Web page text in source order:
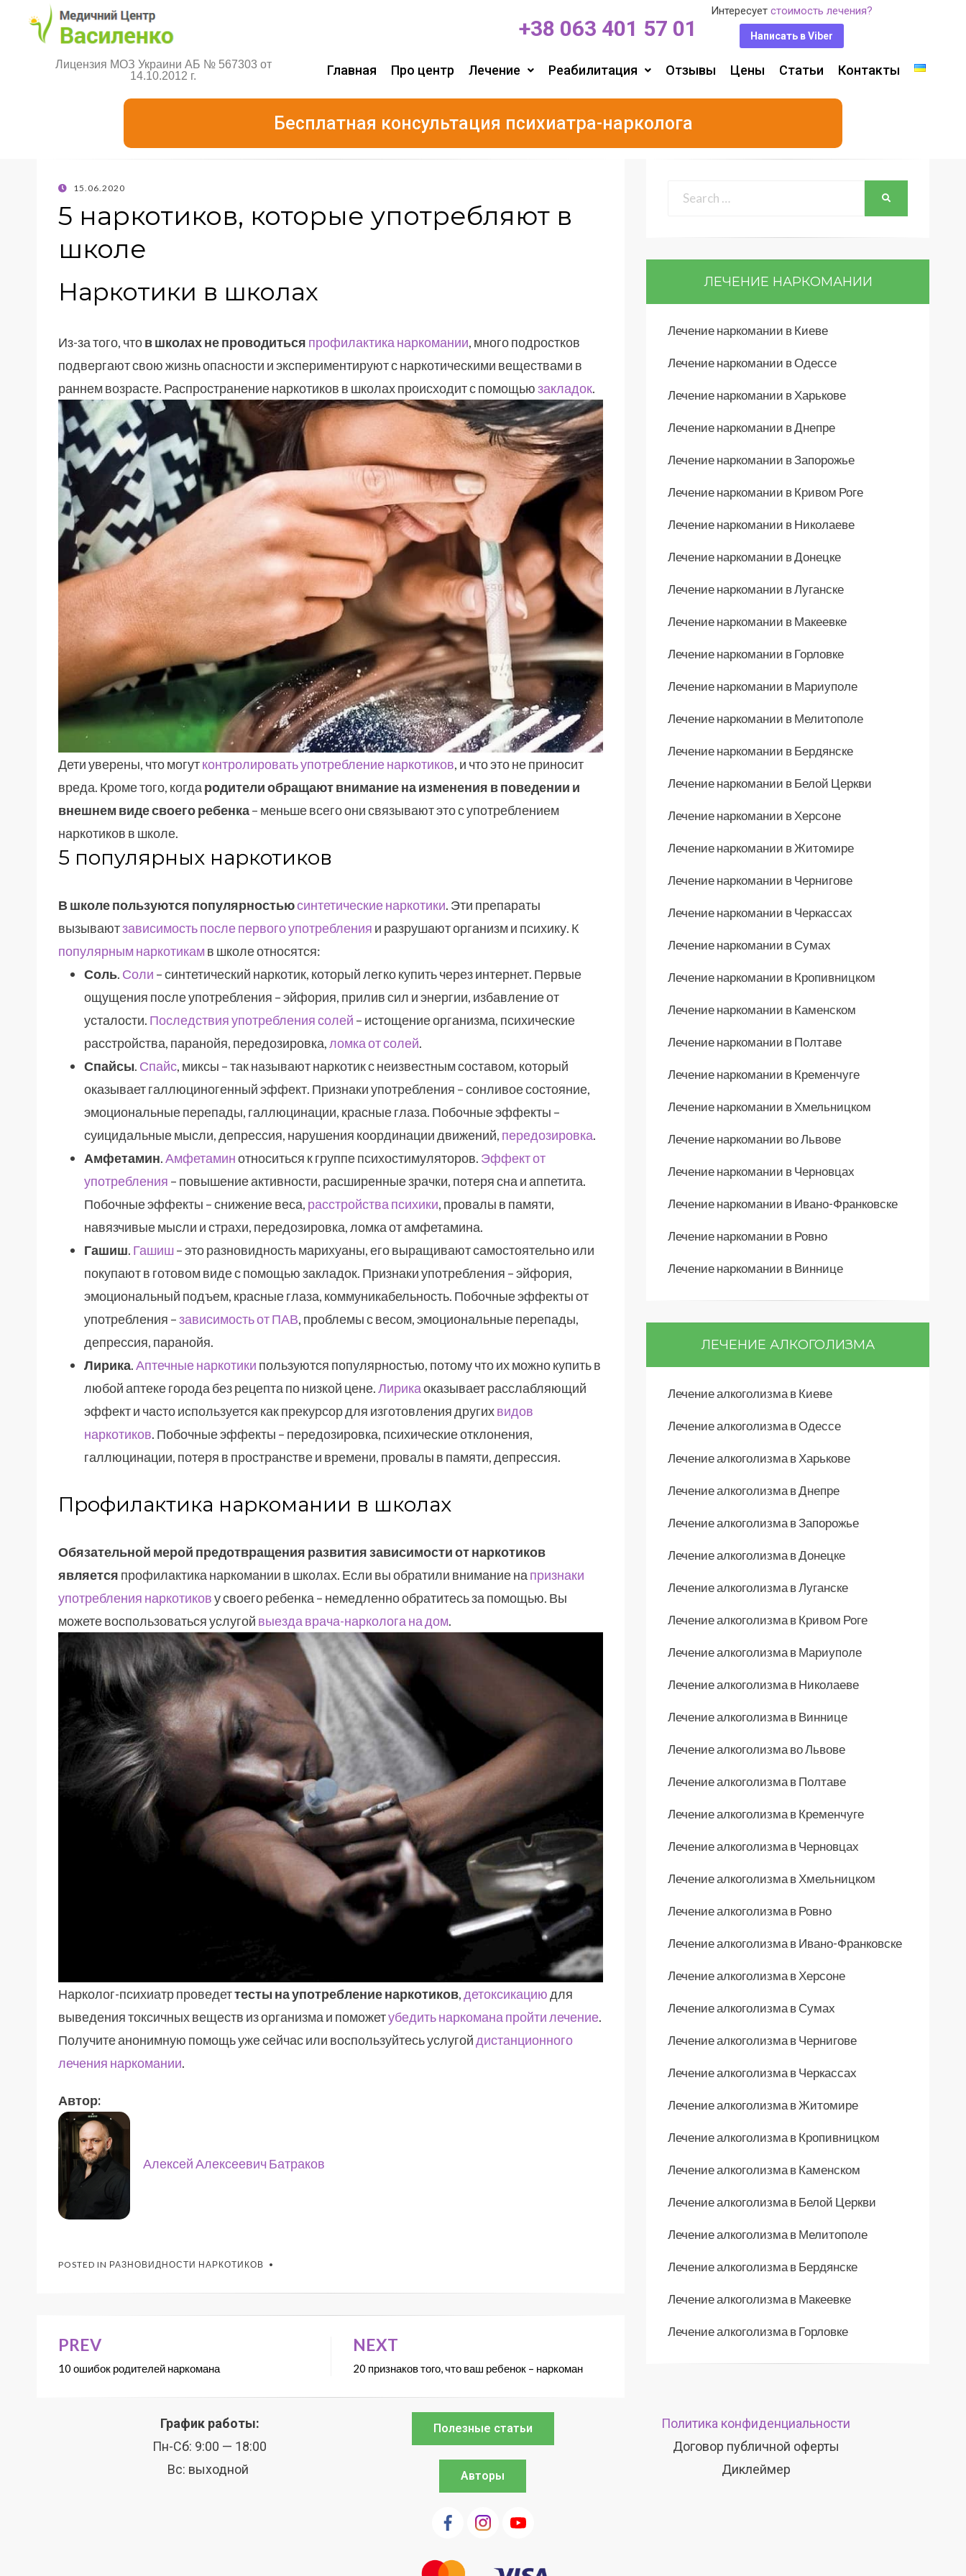
+38 063 401 57 01
Интересует стоимость лечения?
Написать в Viber
Лицензия МОЗ Украини АБ № 567303 от
14.10.2012 г.
Главная Про центр Лечение Реабилитация Отзывы Цены Статьи Контакты
Бесплатная консультация психиатра-нарколога
15.06.2020
5 наркотиков, которые употребляют в
школе
Наркотики в школах
Из-за того, чтов школах не проводиться профилактика наркомании, много подростков
подвергают свою жизнь опасности и экспериментируют с наркотическими веществами в
раннем возрасте. Распространение наркотиков в школах происходит с помощьюзакладок.
Дети уверены, что могутконтролировать употребление наркотиков, и что это не приносит
вреда. Кроме того, когда родители обращают внимание на изменения в поведении и
внешнем виде своего ребенка– меньше всего они связывают это с употреблением
наркотиков в школе.
5 популярных наркотиков
В школе пользуются популярностьюсинтетические наркотики. Эти препараты
вызываютзависимость после первого употребления и разрушают организм и психику. К
популярным наркотикамв школе относятся:
Соль. Соли – синтетический наркотик, который легко купить через интернет. Первые
ощущения после употребления – эйфория, прилив сил и энергии, избавление от
усталости. Последствия употребления солей – истощение организма, психические
расстройства, паранойя, передозировка,ломка от солей.
Спайсы. Спайс, миксы – так называют наркотик с неизвестным составом, который
оказывает галлюциногенный эффект. Признаки употребления – сонливое состояние,
эмоциональные перепады, галлюцинации, красные глаза. Побочные эффекты –
суицидальные мысли, депрессия, нарушения координации движений, передозировка.
Амфетамин.Амфетаминотноситься к группе психостимуляторов. Эффект от
употребления – повышение активности, расширенные зрачки, потеря сна и аппетита.
Побочные эффекты – снижение веса, расстройства психики, провалы в памяти,
навязчивые мысли и страхи, передозировка, ломка от амфетамина.
Гашиш. Гашиш– это разновидность марихуаны, его выращивают самостоятельно или
покупают в готовом виде с помощью закладок. Признаки употребления – эйфория,
эмоциональный подъем, красные глаза, коммуникабельность. Побочные эффекты от
употребления –зависимость от ПАВ, проблемы с весом, эмоциональные перепады,
депрессия, паранойя.
Лирика.Аптечные наркотики пользуются популярностью, потому что их можно купить в
любой аптеке города без рецепта по низкой цене.Лирикаоказывает расслабляющий
эффект и часто используется как прекурсор для изготовления другихвидов
наркотиков. Побочные эффекты – передозировка, психические отклонения,
галлюцинации, потеря в пространстве и времени, провалы в памяти, депрессия.
Профилактика наркомании в школах
Обязательной мерой предотвращения развития зависимости от наркотиков
является профилактика наркомании в школах. Если вы обратили внимание на признаки
употребления наркотикову своего ребенка – немедленно обратитесь за помощью. Вы
можете воспользоваться услугой выезда врача-нарколога на дом.
Нарколог-психиатр проведеттесты на употребление наркотиков, детоксикациюдля
выведения токсичных веществ из организма и поможетубедить наркомана пройти лечение.
Получите анонимную помощь уже сейчас или воспользуйтесь услугой дистанционного
лечения наркомании.
Автор:
Алексей Алексеевич Батраков
POSTED IN РАЗНОВИДНОСТИ НАРКОТИКОВ
PREV
10 ошибок родителей наркомана
NEXT
20 признаков того, что ваш ребенок – наркоман
ЛЕЧЕНИЕ НАРКОМАНИИ
Лечение наркомании в Киеве
Лечение наркомании в Одессе
Лечение наркомании в Харькове
Лечение наркомании в Днепре
Лечение наркомании в Запорожье
Лечение наркомании в Кривом Роге
Лечение наркомании в Николаеве
Лечение наркомании в Донецке
Лечение наркомании в Луганске
Лечение наркомании в Макеевке
Лечение наркомании в Горловке
Лечение наркомании в Мариуполе
Лечение наркомании в Мелитополе
Лечение наркомании в Бердянске
Лечение наркомании в Белой Церкви
Лечение наркомании в Херсоне
Лечение наркомании в Житомире
Лечение наркомании в Чернигове
Лечение наркомании в Черкассах
Лечение наркомании в Сумах
Лечение наркомании в Кропивницком
Лечение наркомании в Каменском
Лечение наркомании в Полтаве
Лечение наркомании в Кременчуге
Лечение наркомании в Хмельницком
Лечение наркомании во Львове
Лечение наркомании в Черновцах
Лечение наркомании в Ивано-Франковске
Лечение наркомании в Ровно
Лечение наркомании в Виннице
ЛЕЧЕНИЕ АЛКОГОЛИЗМА
Лечение алкоголизма в Киеве
Лечение алкоголизма в Одессе
Лечение алкоголизма в Харькове
Лечение алкоголизма в Днепре
Лечение алкоголизма в Запорожье
Лечение алкоголизма в Донецке
Лечение алкоголизма в Луганске
Лечение алкоголизма в Кривом Роге
Лечение алкоголизма в Мариуполе
Лечение алкоголизма в Николаеве
Лечение алкоголизма в Виннице
Лечение алкоголизма во Львове
Лечение алкоголизма в Полтаве
Лечение алкоголизма в Кременчуге
Лечение алкоголизма в Черновцах
Лечение алкоголизма в Хмельницком
Лечение алкоголизма в Ровно
Лечение алкоголизма в Ивано-Франковске
Лечение алкоголизма в Херсоне
Лечение алкоголизма в Сумах
Лечение алкоголизма в Чернигове
Лечение алкоголизма в Черкассах
Лечение алкоголизма в Житомире
Лечение алкоголизма в Кропивницком
Лечение алкоголизма в Каменском
Лечение алкоголизма в Белой Церкви
Лечение алкоголизма в Мелитополе
Лечение алкоголизма в Бердянске
Лечение алкоголизма в Макеевке
Лечение алкоголизма в Горловке
График работы:
Пн-Сб: 9:00 — 18:00
Вс: выходной
Полезные статьи
Авторы
Политика конфиденциальности
Договор публичной оферты
Диклеймер